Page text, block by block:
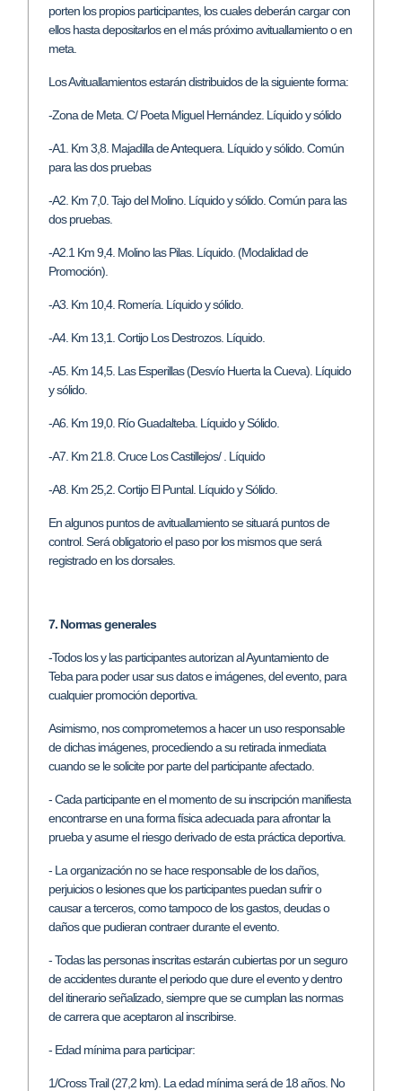
porten los propios participantes, los cuales deberán cargar con
ellos hasta depositarlos en el más próximo avituallamiento o en
meta.
Los Avituallamientos estarán distribuidos de la siguiente forma:
-Zona de Meta. C/ Poeta Miguel Hernández. Líquido y sólido
-A1. Km 3,8. Majadilla de Antequera. Líquido y sólido. Común
para las dos pruebas
-A2. Km 7,0. Tajo del Molino. Líquido y sólido. Común para las
dos pruebas.
-A2.1 Km 9,4. Molino las Pilas. Líquido. (Modalidad de
Promoción).
-A3. Km 10,4. Romería. Líquido y sólido.
-A4. Km 13,1. Cortijo Los Destrozos. Líquido.
-A5. Km 14,5. Las Esperillas (Desvío Huerta la Cueva). Líquido
y sólido.
-A6. Km 19,0. Río Guadalteba. Líquido y Sólido.
-A7. Km 21.8. Cruce Los Castillejos/ . Líquido
-A8. Km 25,2. Cortijo El Puntal. Líquido y Sólido.
En algunos puntos de avituallamiento se situará puntos de
control. Será obligatorio el paso por los mismos que será
registrado en los dorsales.
7. Normas generales
-Todos los y las participantes autorizan al Ayuntamiento de
Teba para poder usar sus datos e imágenes, del evento, para
cualquier promoción deportiva.
Asimismo, nos comprometemos a hacer un uso responsable
de dichas imágenes, procediendo a su retirada inmediata
cuando se le solicite por parte del participante afectado.
- Cada participante en el momento de su inscripción manifiesta
encontrarse en una forma física adecuada para afrontar la
prueba y asume el riesgo derivado de esta práctica deportiva.
- La organización no se hace responsable de los daños,
perjuicios o lesiones que los participantes puedan sufrir o
causar a terceros, como tampoco de los gastos, deudas o
daños que pudieran contraer durante el evento.
- Todas las personas inscritas estarán cubiertas por un seguro
de accidentes durante el periodo que dure el evento y dentro
del itinerario señalizado, siempre que se cumplan las normas
de carrera que aceptaron al inscribirse.
- Edad mínima para participar:
1/Cross Trail (27,2 km). La edad mínima será de 18 años. No